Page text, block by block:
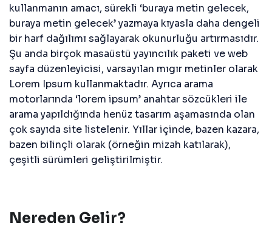
kullanmanın amacı, sürekli ‘buraya metin gelecek,
buraya metin gelecek’ yazmaya kıyasla daha dengeli
bir harf dağılımı sağlayarak okunurluğu artırmasıdır.
Şu anda birçok masaüstü yayıncılık paketi ve web
sayfa düzenleyicisi, varsayılan mıgır metinler olarak
Lorem Ipsum kullanmaktadır. Ayrıca arama
motorlarında ‘lorem ipsum’ anahtar sözcükleri ile
arama yapıldığında henüz tasarım aşamasında olan
çok sayıda site listelenir. Yıllar içinde, bazen kazara,
bazen bilinçli olarak (örneğin mizah katılarak),
çeşitli sürümleri geliştirilmiştir.
Nereden Gelir?